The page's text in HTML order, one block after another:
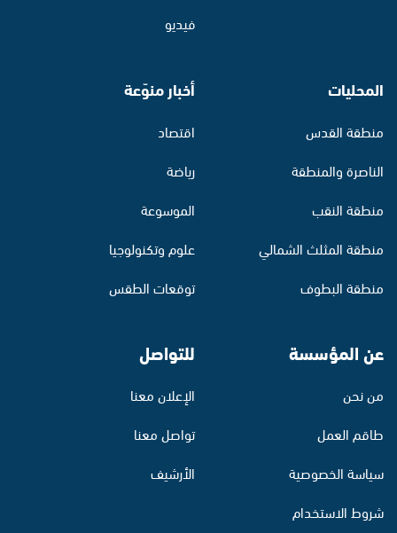
فيديو
المحليات
منطقة القدس
الناصرة والمنطقة
منطقة النقب
منطقة المثلث الشمالي
منطقة البطوف
أخبار منوّعة
اقتصاد
رياضة
الموسوعة
علوم وتكنولوجيا
توقعات الطقس
عن المؤسسة
من نحن
طاقم العمل
سياسة الخصوصية
شروط الاستخدام
للتواصل
الإعلان معنا
تواصل معنا
الأرشيف